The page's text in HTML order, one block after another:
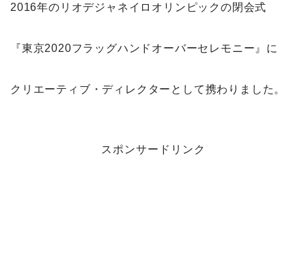
2016年のリオデジャネイロオリンピックの閉会式
『東京2020フラッグハンドオーバーセレモニー』に
クリエーティブ・ディレクターとして携わりました。
スポンサードリンク